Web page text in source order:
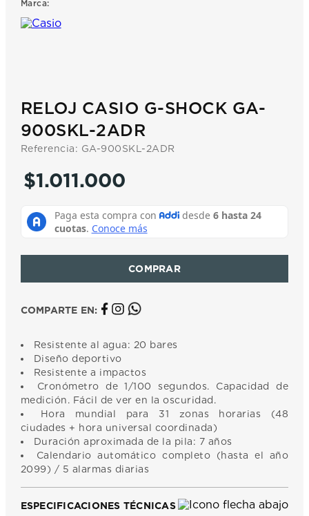
Marca:
RELOJ CASIO G-SHOCK GA-
900SKL-2ADR
Referencia: GA-900SKL-2ADR
$1.011.000
COMPARTE EN:
Resistente al agua: 20 bares
Diseño deportivo
Resistente a impactos
Cronómetro de 1/100 segundos. Capacidad de
medición. Fácil de ver en la oscuridad.
Hora mundial para 31 zonas horarias (48
ciudades + hora universal coordinada)
Duración aproximada de la pila: 7 años
Calendario automático completo (hasta el año
2099) / 5 alarmas diarias
ESPECIFICACIONES TÉCNICAS